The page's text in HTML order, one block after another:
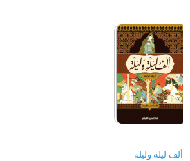
ألف ليلة وليلة